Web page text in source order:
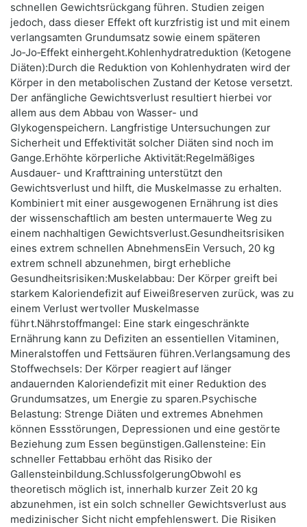
schnellen Gewichtsrückgang führen. Studien zeigen
jedoch, dass dieser Effekt oft kurzfristig ist und mit einem
verlangsamten Grundumsatz sowie einem späteren
Jo‑Jo‑Effekt einhergeht.Kohlenhydratreduktion (Ketogene
Diäten):Durch die Reduktion von Kohlenhydraten wird der
Körper in den metabolischen Zustand der Ketose versetzt.
Der anfängliche Gewichtsverlust resultiert hierbei vor
allem aus dem Abbau von Wasser- und
Glykogenspeichern. Langfristige Untersuchungen zur
Sicherheit und Effektivität solcher Diäten sind noch im
Gange.Erhöhte körperliche Aktivität:Regelmäßiges
Ausdauer- und Krafttraining unterstützt den
Gewichtsverlust und hilft, die Muskelmasse zu erhalten.
Kombiniert mit einer ausgewogenen Ernährung ist dies
der wissenschaftlich am besten untermauerte Weg zu
einem nachhaltigen Gewichtsverlust.Gesundheitsrisiken
eines extrem schnellen AbnehmensEin Versuch, 20 kg
extrem schnell abzunehmen, birgt erhebliche
Gesundheitsrisiken:Muskelabbau: Der Körper greift bei
starkem Kaloriendefizit auf Eiweißreserven zurück, was zu
einem Verlust wertvoller Muskelmasse
führt.Nährstoffmangel: Eine stark eingeschränkte
Ernährung kann zu Defiziten an essentiellen Vitaminen,
Mineralstoffen und Fettsäuren führen.Verlangsamung des
Stoffwechsels: Der Körper reagiert auf länger
andauernden Kaloriendefizit mit einer Reduktion des
Grundumsatzes, um Energie zu sparen.Psychische
Belastung: Strenge Diäten und extremes Abnehmen
können Essstörungen, Depressionen und eine gestörte
Beziehung zum Essen begünstigen.Gallensteine: Ein
schneller Fettabbau erhöht das Risiko der
Gallensteinbildung.SchlussfolgerungObwohl es
theoretisch möglich ist, innerhalb kurzer Zeit 20 kg
abzunehmen, ist ein solch schneller Gewichtsverlust aus
medizinischer Sicht nicht empfehlenswert. Die Risiken